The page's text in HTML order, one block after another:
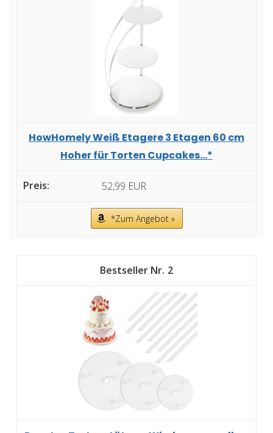
HowHomely Weiß Etagere 3 Etagen 60 cm
Hoher für Torten Cupcakes...*
52,99 EUR
*Zum Angebot »
2